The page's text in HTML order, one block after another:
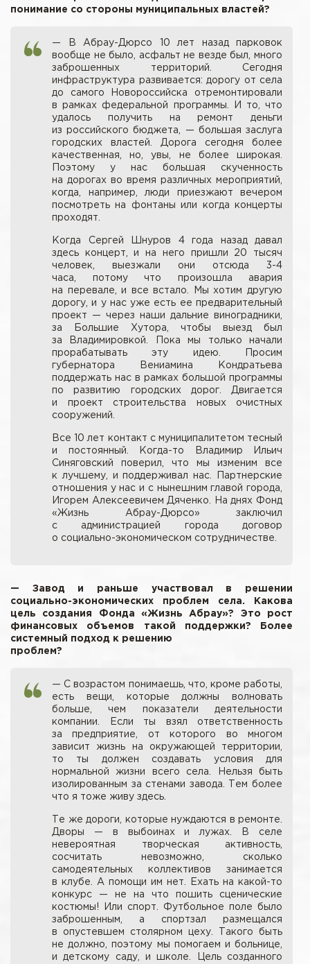
понимание со стороны муниципальных властей?
— В Абрау-Дюрсо 10 лет назад парковок
вообще не было, асфальт не везде был, много
заброшенных территорий. Сегодня
инфраструктура развивается: дорогу от села
до самого Новороссийска отремонтировали
в рамках федеральной программы. И то, что
удалось получить на ремонт деньги
из российского бюджета, — большая заслуга
городских властей. Дорога сегодня более
качественная, но, увы, не более широкая.
Поэтому у нас большая скученность
на дорогах во время различных мероприятий,
когда, например, люди приезжают вечером
посмотреть на фонтаны или когда концерты
проходят.
Когда Сергей Шнуров 4 года назад давал
здесь концерт, и на него пришли 20 тысяч
человек, выезжали они отсюда 3-4
часа, потому что произошла авария
на перевале, и все встало. Мы хотим другую
дорогу, и у нас уже есть ее предварительный
проект — через наши дальние виноградники,
за Большие Хутора, чтобы выезд был
за Владимировкой. Пока мы только начали
прорабатывать эту идею. Просим
губернатора Вениамина Кондратьева
поддержать нас в рамках большой программы
по развитию городских дорог. Двигается
и проект строительства новых очистных
сооружений.
Все 10 лет контакт с муниципалитетом тесный
и постоянный. Когда-то Владимир Ильич
Синяговский поверил, что мы изменим все
к лучшему, и поддерживал нас. Партнерские
отношения у нас и с нынешним главой города,
Игорем Алексеевичем Дяченко. На днях Фонд
«Жизнь Абрау-Дюрсо» заключил
с администрацией города договор
о социально-экономическом сотрудничестве.
— Завод и раньше участвовал в решении
социально-экономических проблем села. Какова
цель создания Фонда «Жизнь Абрау»? Это рост
финансовых объемов такой поддержки? Более
системный подход к решению
проблем?
— С возрастом понимаешь, что, кроме работы,
есть вещи, которые должны волновать
больше, чем показатели деятельности
компании. Если ты взял ответственность
за предприятие, от которого во многом
зависит жизнь на окружающей территории,
то ты должен создавать условия для
нормальной жизни всего села. Нельзя быть
изолированным за стенами завода. Тем более
что я тоже живу здесь.
Те же дороги, которые нуждаются в ремонте.
Дворы — в выбоинах и лужах. В селе
невероятная творческая активность,
сосчитать невозможно, сколько
самодеятельных коллективов занимается
в клубе. А помощи им нет. Ехать на какой-то
конкурс — не на что пошить сценические
костюмы! Или спорт. Футбольное поле было
заброшенным, а спортзал размещался
в опустевшем столярном цеху. Такого быть
не должно, поэтому мы помогаем и больнице,
и детскому саду, и школе. Цель созданного